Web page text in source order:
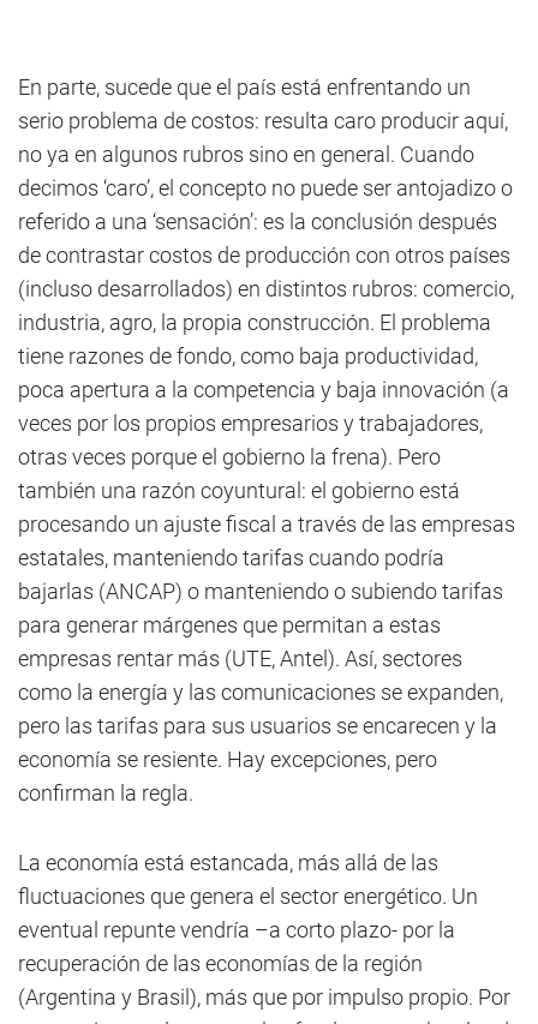
En parte, sucede que el país está enfrentando un
serio problema de costos: resulta caro producir aquí,
no ya en algunos rubros sino en general. Cuando
decimos ‘caro’, el concepto no puede ser antojadizo o
referido a una ‘sensación’: es la conclusión después
de contrastar costos de producción con otros países
(incluso desarrollados) en distintos rubros: comercio,
industria, agro, la propia construcción. El problema
tiene razones de fondo, como baja productividad,
poca apertura a la competencia y baja innovación (a
veces por los propios empresarios y trabajadores,
otras veces porque el gobierno la frena). Pero
también una razón coyuntural: el gobierno está
procesando un ajuste fiscal a través de las empresas
estatales, manteniendo tarifas cuando podría
bajarlas (ANCAP) o manteniendo o subiendo tarifas
para generar márgenes que permitan a estas
empresas rentar más (UTE, Antel). Así, sectores
como la energía y las comunicaciones se expanden,
pero las tarifas para sus usuarios se encarecen y la
economía se resiente. Hay excepciones, pero
confirman la regla.
La economía está estancada, más allá de las
fluctuaciones que genera el sector energético. Un
eventual repunte vendría –a corto plazo- por la
recuperación de las economías de la región
(Argentina y Brasil), más que por impulso propio. Por